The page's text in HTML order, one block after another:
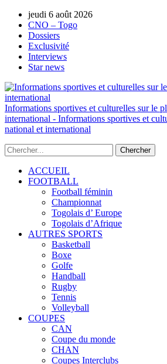
jeudi 6 août 2026
CNO – Togo
Dossiers
Exclusivité
Interviews
Star news
Informations sportives et culturelles sur le
international - Informations sportives et
national et international
ACCUEIL
FOOTBALL
Football féminin
Championnat
Togolais d’ Europe
Togolais d’Afrique
AUTRES SPORTS
Basketball
Boxe
Golfe
Handball
Rugby
Tennis
Volleyball
COUPES
CAN
Coupe du monde
CHAN
Coupes Interclubs
AUTORISATION